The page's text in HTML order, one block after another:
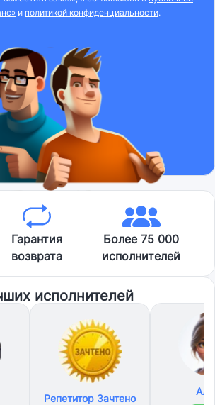
и политикой конфиденциальности.
Гарантия
возврата
Более 75 000
исполнителей
исполнителей
Репетитор Зачтено